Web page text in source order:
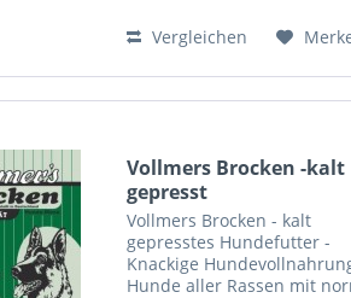
ausreichend...
Vergleichen
Vollmers Brocken -kalt
gepresst
Vollmers Brocken - kalt
gepresstes Hundefutter -
Knackige
Hunde aller Rassen mit